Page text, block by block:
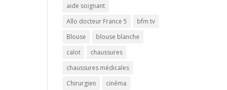
aide soignant
Allo docteur France 5
bfm tv
Blouse
blouse blanche
calot
chaussures
chaussures médicales
Chirurgien
cinéma